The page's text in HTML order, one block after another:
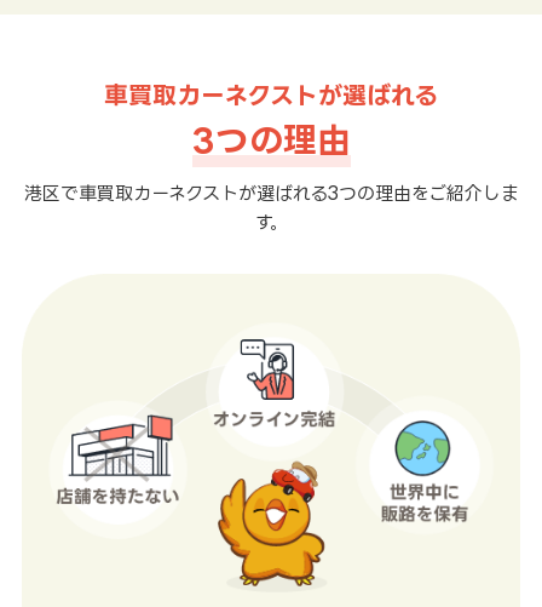
車買取カーネクストが選ばれる
3つの理由
港区で車買取カーネクストが選ばれる3つの理由をご紹介しま
す。